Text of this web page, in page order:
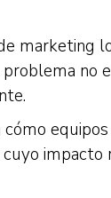
marketing
no
impacto